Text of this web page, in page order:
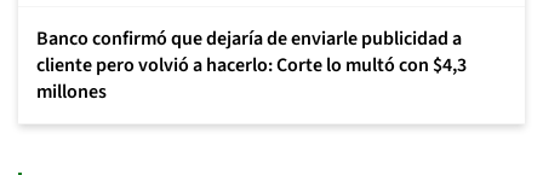
Banco confirmó que dejaría de enviarle publicidad a
cliente pero volvió a hacerlo: Corte lo multó con $4,3
millones